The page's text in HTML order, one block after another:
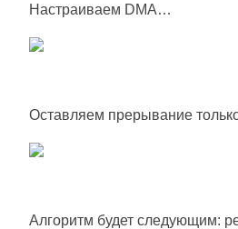
Настраиваем DMA…
Оставляем прерывание
Алгоритм будет следующим: